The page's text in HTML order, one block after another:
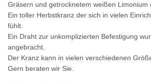
Gräsern und getrocknetem weißen Limonium
Ein toller Herbstkranz der sich in vielen
fühlt.
Ein Draht zur unkomplizierten Befestigung
angebracht.
Der Kranz kann in vielen verschiedenen
Gern beraten wir Sie.